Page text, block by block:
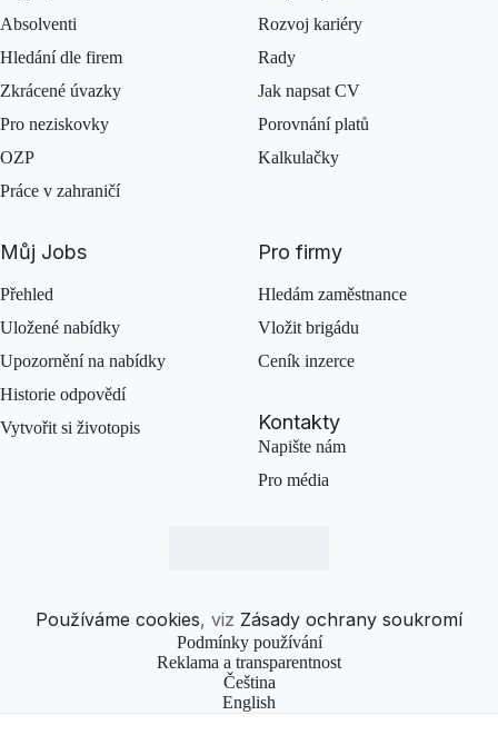
Absolventi
Hledání dle firem
Zkrácené úvazky
Pro neziskovky
OZP
Práce v zahraničí
Rozvoj kariéry
Rady
Jak napsat CV
Porovnání platů
Kalkulačky
Můj Jobs
Přehled
Uložené nabídky
Upozornění na nabídky
Historie odpovědí
Vytvořit si životopis
Pro firmy
Hledám zaměstnance
Vložit brigádu
Ceník inzerce
Kontakty
Napište nám
Pro média
Používáme cookies, viz Zásady ochrany soukromí
Podmínky používání
Reklama a transparentnost
Čeština
English